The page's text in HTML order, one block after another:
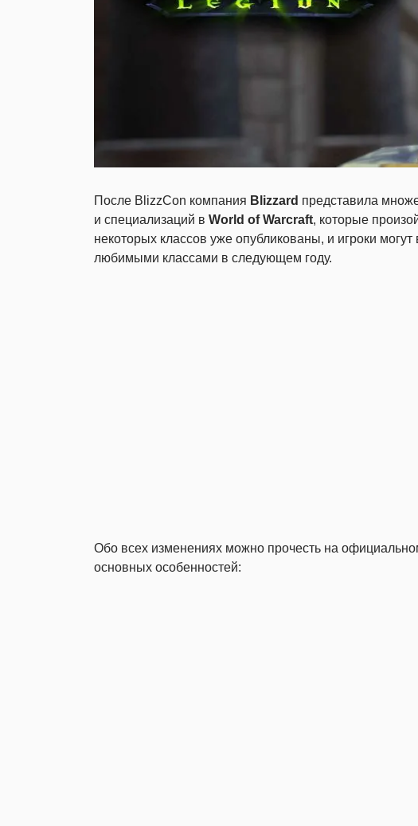
После BlizzCon компания Blizzard представила
и специализаций в World of Warcraft, которые
некоторых классов уже опубликованы, и игроки
любимыми классами в следующем году.
Обо всех изменениях можно прочесть на
основных особенностей: